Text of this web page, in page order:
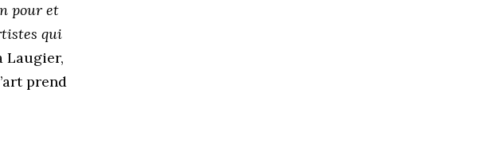
pour et
qui
Laugier,
prend